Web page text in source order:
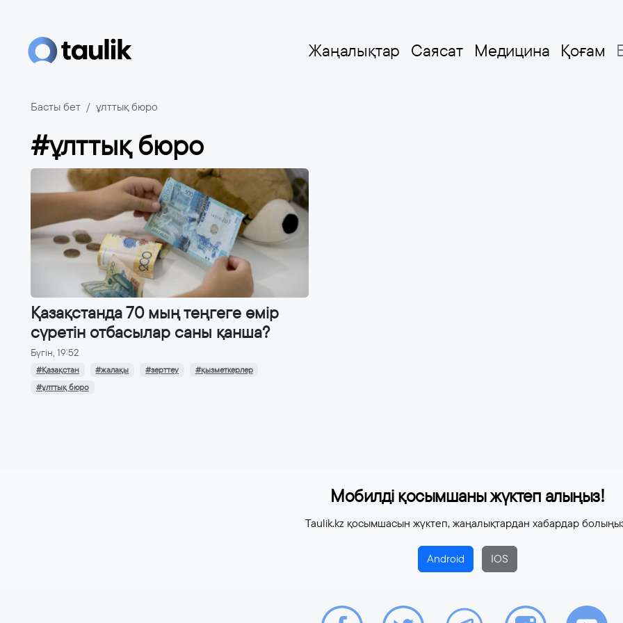
Жаңалықтар Саясат Медицина Қоғам
Басты бет ұлттық бюро
#ұлттық бюро
Қазақстанда 70 мың теңгеге өмір
сүретін отбасылар саны қанша?
Бүгін, 19:52
#Қазақстан #жалақы #зерттеу
#қызметкерлер
#ұлттық бюро
Мобилді қосымшаны жүктеп алыңыз!
Taulik.kz қосымшасын жүктеп, жаңалықтардан хабардар
Android IOS